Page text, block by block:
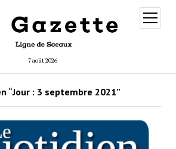
7 août 2026
ouvrir
menu
“Jour : 3 septembre 2021”